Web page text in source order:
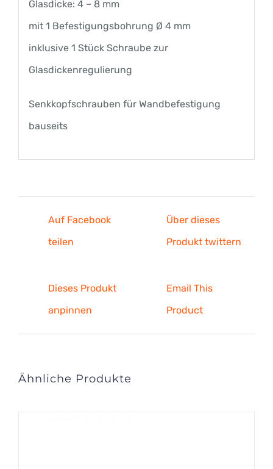
Glasdicke: 4 – 8 mm
mit 1 Befestigungsbohrung Ø 4 mm
inklusive 1 Stück Schraube zur
Glasdickenregulierung
Senkkopfschrauben für Wandbefestigung
bauseits
Auf Facebook
teilen
Über dieses
Produkt twittern
Dieses Produkt
anpinnen
Email This
Product
Ähnliche Produkte